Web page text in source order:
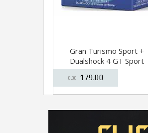
Gran Turismo Sport +
Dualshock 4 GT Sport
Limited Edition
[PS4/PSVR]
0.00 179.00